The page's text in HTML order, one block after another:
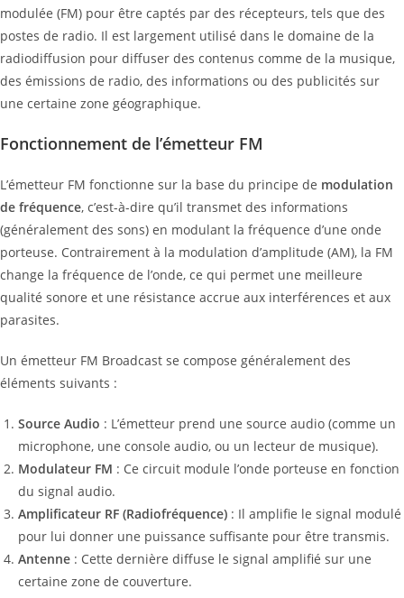
modulée (FM) pour être captés par des récepteurs, tels que des
postes de radio. Il est largement utilisé dans le domaine de la
radiodiffusion pour diffuser des contenus comme de la musique,
des émissions de radio, des informations ou des publicités sur
une certaine zone géographique.
Fonctionnement de l’émetteur FM
L’émetteur FM fonctionne sur la base du principe de modulation
de fréquence, c’est-à-dire qu’il transmet des informations
(généralement des sons) en modulant la fréquence d’une onde
porteuse. Contrairement à la modulation d’amplitude (AM), la FM
change la fréquence de l’onde, ce qui permet une meilleure
qualité sonore et une résistance accrue aux interférences et aux
parasites.
Un émetteur FM Broadcast se compose généralement des
éléments suivants :
Source Audio : L’émetteur prend une source audio (comme un
microphone, une console audio, ou un lecteur de musique).
Modulateur FM : Ce circuit module l’onde porteuse en fonction
du signal audio.
Amplificateur RF (Radiofréquence) : Il amplifie le signal modulé
pour lui donner une puissance suffisante pour être transmis.
Antenne : Cette dernière diffuse le signal amplifié sur une
certaine zone de couverture.